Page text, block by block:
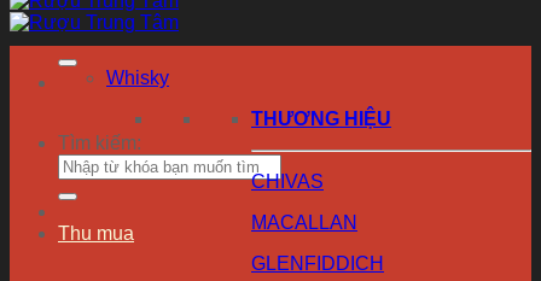
Tìm kiếm:
Thu mua
Whisky
THƯƠNG HIỆU
CHIVAS
MACALLAN
GLENFIDDICH